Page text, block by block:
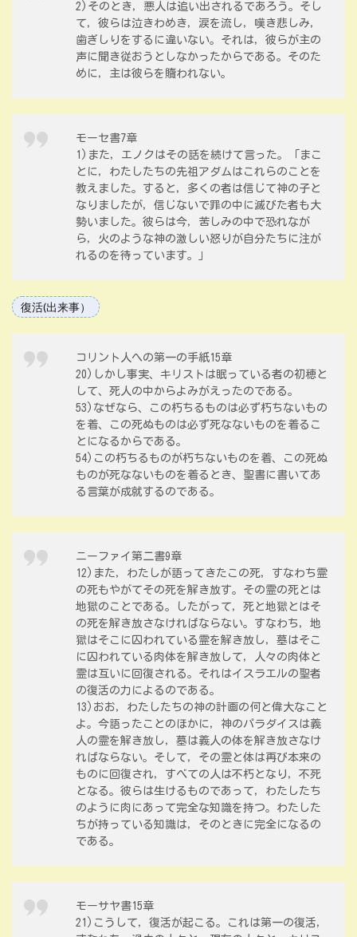
2)そのとき，悪人は追い出されるであろう。そし
て，彼らは泣きわめき，涙を流し，嘆き悲しみ，
歯ぎしりをするに違いない。それは，彼らが主の
声に聞き従おうとしなかったからである。そのた
めに，主は彼らを贖われない。
モーセ書7章
1)また，エノクはその話を続けて言った。「まこ
とに，わたしたちの先祖アダムはこれらのことを
教えました。すると，多くの者は信じて神の子と
なりましたが，信じないで罪の中に滅びた者も大
勢いました。彼らは今，苦しみの中で恐れなが
ら，火のような神の激しい怒りが自分たちに注が
れるのを待っています。」
復活(出来事）
コリント人への第一の手紙15章
20)しかし事実、キリストは眠っている者の初穂と
して、死人の中からよみがえったのである。
53)なぜなら、この朽ちるものは必ず朽ちないもの
を着、この死ぬものは必ず死なないものを着るこ
とになるからである。
54)この朽ちるものが朽ちないものを着、この死ぬ
ものが死なないものを着るとき、聖書に書いてあ
る言葉が成就するのである。
ニーファイ第二書9章
12)また，わたしが語ってきたこの死，すなわち霊
の死もやがてその死を解き放す。その霊の死とは
地獄のことである。したがって，死と地獄とはそ
の死を解き放さなければならない。すなわち，地
獄はそこに囚われている霊を解き放し，墓はそこ
に囚われている肉体を解き放して，人々の肉体と
霊は互いに回復される。それはイスラエルの聖者
の復活の力によるのである。
13)おお，わたしたちの神の計画の何と偉大なこと
よ。今語ったことのほかに，神のパラダイスは義
人の霊を解き放し，墓は義人の体を解き放さなけ
ればならない。そして，その霊と体は再び本来の
ものに回復され，すべての人は不朽となり，不死
となる。彼らは生けるものであって，わたしたち
のように肉にあって完全な知識を持つ。わたした
ちが持っている知識は，そのときに完全になるの
である。
モーサヤ書15章
21)こうして，復活が起こる。これは第一の復活，